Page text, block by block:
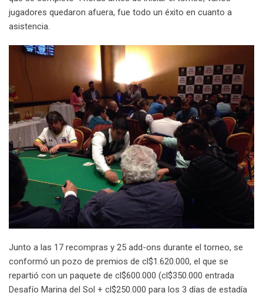
jugadores quedaron afuera, fue todo un éxito en cuanto a
asistencia.
Junto a las 17 recompras y 25 add-ons durante el torneo, se
conformó un pozo de premios de cl$1.620.000, el que se
repartió con un paquete de cl$600.000 (cl$350.000 entrada
Desafío Marina del Sol + cl$250.000 para los 3 días de estadía